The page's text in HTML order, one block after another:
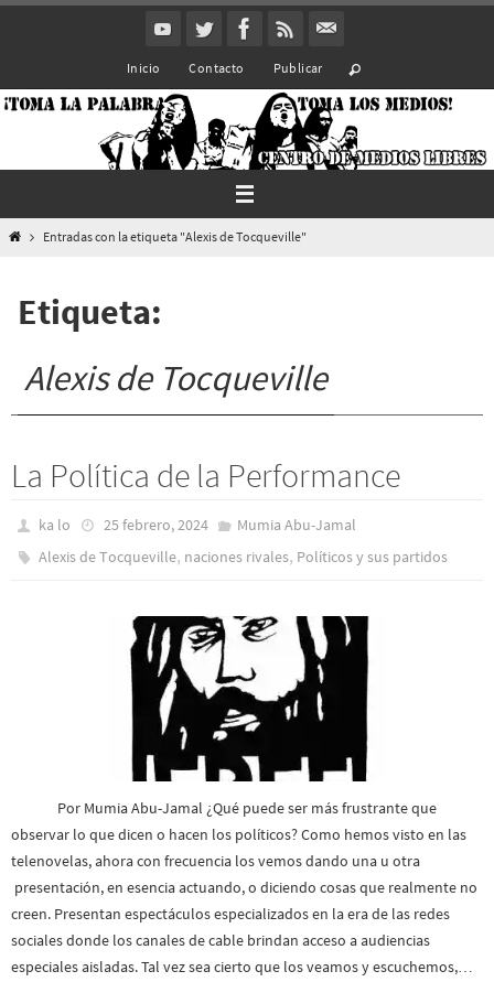
Inicio Contacto Publicar
InicioEntradas con la etiqueta "Alexis de Tocqueville"
Etiqueta:
Alexis de Tocqueville
La Política de la Performance
ka lo 25 febrero, 2024
Mumia Abu-Jamal
Alexis de Tocqueville, naciones rivales, Políticos y sus partidos
Por Mumia Abu-Jamal ¿Qué puede ser más frustrante que
observar lo que dicen o hacen los políticos? Como hemos visto en las
telenovelas, ahora con frecuencia los vemos dando una u otra
presentación, en esencia actuando, o diciendo cosas que realmente no
creen. Presentan espectáculos especializados en la era de las redes
sociales donde los canales de cable brindan acceso a audiencias
especiales aisladas. Tal vez sea cierto que los veamos y escuchemos,…